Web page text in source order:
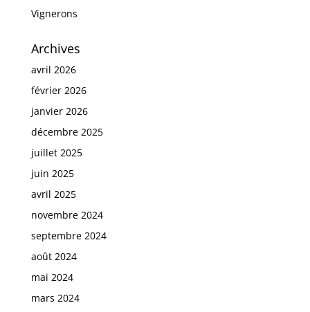
Vignerons
Archives
avril 2026
février 2026
janvier 2026
décembre 2025
juillet 2025
juin 2025
avril 2025
novembre 2024
septembre 2024
août 2024
mai 2024
mars 2024